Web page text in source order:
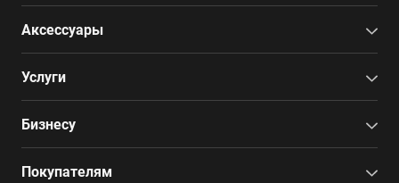
Аксессуары
Услуги
Бизнесу
Покупателям